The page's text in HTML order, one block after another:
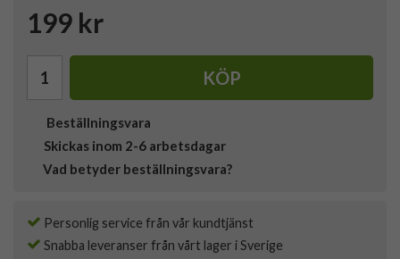
199 kr
KÖP
Beställningsvara
Skickas inom 2-6 arbetsdagar
Vad betyder beställningsvara?
Personlig service från vår kundtjänst
Snabba leveranser från vårt lager i Sverige